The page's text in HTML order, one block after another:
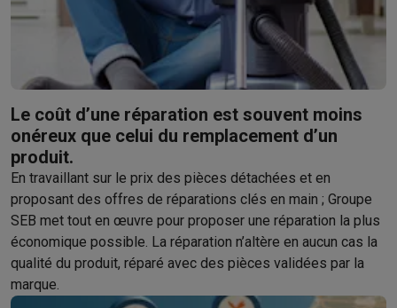
Initiatives écologiques
Économies d'énergie Recyclez votre vieux électro
Info & actions
SoldesToutes les soldes Soldes gros électroSoldes petit
Voici pourquoi choisir KrëfelLivraison offerteGarantie du
Installation à domicileInstallation gros électroInstallation
Modes de paiement
Service clientRéparation de votre appareilVérifiez votre heure
Gros électro & encastrableTrouvez votre machine à laver
Beauté & santé Ménage
Plus...
Télévision & Audio
Choisissez votre télévision idéale
Une
Sport & Loisirs
Choisir une montre connectée
Choisir une
Outlet
Le coût d’une réparation est souvent moins
onéreux que celui du remplacement d’un
produit.
En travaillant sur le prix des pièces détachées et en
proposant des offres de réparations clés en main ; Groupe
SEB met tout en œuvre pour proposer une réparation la plus
économique possible. La réparation n’altère en aucun cas la
qualité du produit, réparé avec des pièces validées par la
marque.